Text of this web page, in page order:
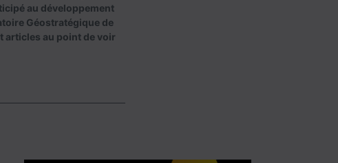
au développement
Géostratégique de
articles au point de voir